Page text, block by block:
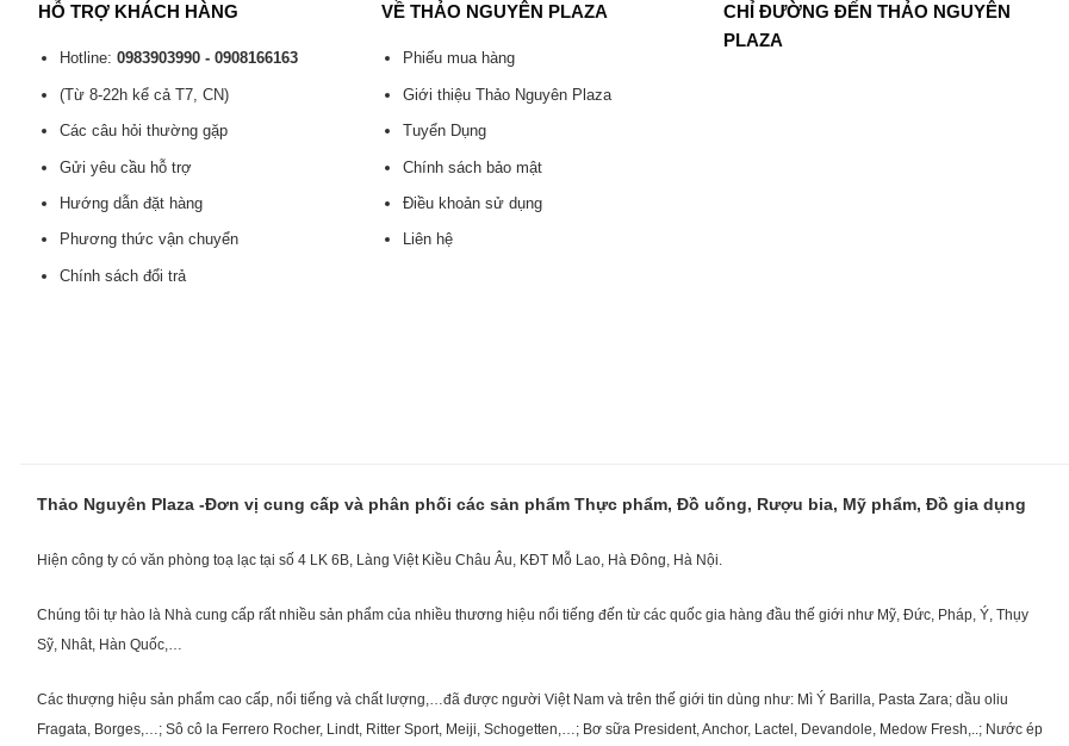
HỖ TRỢ KHÁCH HÀNG
Hotline: 0983903990 - 0908166163
(Từ 8-22h kể cả T7, CN)
Các câu hỏi thường gặp
Gửi yêu cầu hỗ trợ
Hướng dẫn đặt hàng
Phương thức vận chuyển
Chính sách đổi trả
VỀ THẢO NGUYÊN PLAZA
Phiếu mua hàng
Giới thiệu Thảo Nguyên Plaza
Tuyển Dụng
Chính sách bảo mật
Điều khoản sử dụng
Liên hệ
CHỈ ĐƯỜNG ĐẾN THẢO NGUYÊN
PLAZA
Thảo Nguyên Plaza -Đơn vị cung cấp và phân phối các sản phẩm Thực phẩm, Đồ uống, Rượu bia, Mỹ phẩm, Đồ gia dụng
Hiện công ty có văn phòng toạ lạc tại số 4 LK 6B, Làng Việt Kiều Châu Âu, KĐT Mỗ Lao, Hà Đông, Hà Nội.
Chúng tôi tự hào là Nhà cung cấp rất nhiều sản phẩm của nhiều thương hiệu nổi tiếng đến từ các quốc gia hàng đầu thế giới như Mỹ, Đức, Pháp, Ý, Thụy
Sỹ, Nhât, Hàn Quốc,…
Các thượng hiệu sản phẩm cao cấp, nổi tiếng và chất lượng,…đã được người Việt Nam và trên thế giới tin dùng như: Mì Ý Barilla, Pasta Zara; dầu oliu
Fragata, Borges,…; Sô cô la Ferrero Rocher, Lindt, Ritter Sport, Meiji, Schogetten,…; Bơ sữa President, Anchor, Lactel, Devandole, Medow Fresh,..; Nước ép